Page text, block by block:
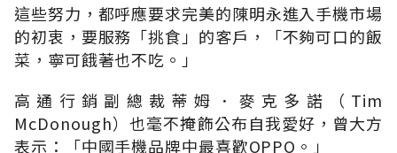
這些努力，都呼應要求完美的陳明永進入手機市場
的初衷，要服務「挑食」的客戶，「不夠可口的飯
菜，寧可餓著也不吃。」
高通行銷副總裁蒂姆．麥克多諾（Tim
McDonough）也毫不掩飾公布自我愛好，曾大方
表示：「中國手機品牌中最喜歡OPPO。」